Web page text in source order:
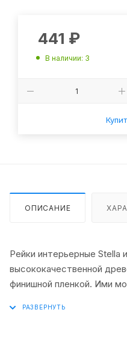
441 ₽
В наличии: 3
ОПИСАНИЕ
Рейки интерьерные Stella
высококачественной
финишной пленкой. Ими